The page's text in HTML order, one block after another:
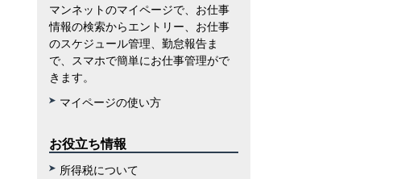
マンネットのマイページで、お仕事
情報の検索からエントリー、お仕事
のスケジュール管理、勤怠報告ま
で、スマホで簡単にお仕事管理がで
きます。
マイページの使い方
お役立ち情報
所得税について